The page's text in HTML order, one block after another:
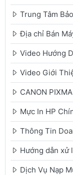
Trung Tâm
Địa chỉ Bán
Video Hướng
Video Giới
CANON
Mực In HP
Thông Tin
Hướng dẫn xử
Dịch Vụ Nạp